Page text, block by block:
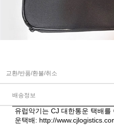
교환/반품/환불/취소
배송정보
유럽악기는 CJ 대한통운 택배
운택배: http://